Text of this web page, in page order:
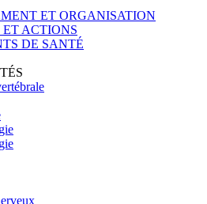
ET ORGANISATION
ET ACTIONS
DE SANTÉ